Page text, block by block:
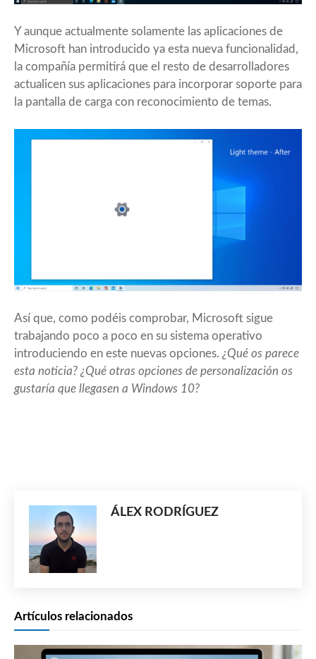
Y aunque actualmente solamente las aplicaciones de
Microsoft han introducido ya esta nueva funcionalidad,
la compañía permitirá que el resto de desarrolladores
actualicen sus aplicaciones para incorporar soporte para
la pantalla de carga con reconocimiento de temas.
Así que, como podéis comprobar, Microsoft sigue
trabajando poco a poco en su sistema operativo
introduciendo en este nuevas opciones. ¿Qué os parece
esta noticia? ¿Qué otras opciones de personalización os
gustaría que llegasen a Windows 10?
ÁLEX RODRÍGUEZ
Artículos relacionados